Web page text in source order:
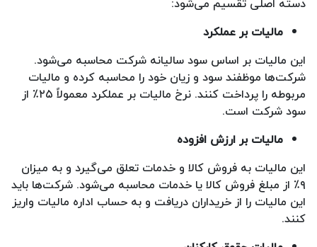
مالیات بر عملکرد
این مالیات بر اساس سود سالیانه شرکت محاسبه می‌شود.
شرکت‌ها موظفند سود و زیان خود را محاسبه کرده و مالیات
مربوطه را پرداخت کنند. نرخ مالیات بر عملکرد معمولاً ۲۵٪ از
سود شرکت است.
مالیات بر ارزش افزوده
این مالیات به فروش کالا و خدمات تعلق می‌گیرد و به میزان
۹٪ از مبلغ فروش کالا یا خدمات محاسبه می‌شود. شرکت‌ها باید
این مالیات را از خریداران دریافت و به حساب اداره مالیات واریز
کنند.